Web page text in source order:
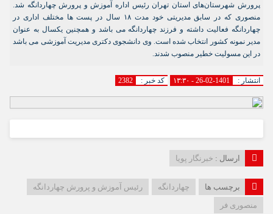
پرورش شهرستان‌های استان تهران رئیس اداره آموزش و پرورش چهاردانگه شد.
منصوری که در سابق مدیریتی خود مدت ۱۸ سال در پست ها مختلف اداری در
چهاردانگه فعالیت داشته و فرزند چهاردانگه می باشد و همچنین یکسال به عنوان
مدیر نمونه کشور انتخاب شده است. وی دانشجوی دکتری مدیریت آموزشی می باشد
در این مسولیت خطیر منصوب شدند.
انتشار : 1401-02-26 - ۱۳:۳۰ کد خبر : 2382
ارسال : خبرنگار پویا
برچسب ها چهاردانگه
رئیس آموزش و پرورش چهاردانگه
منصوری فر